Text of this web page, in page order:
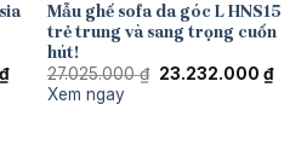
₫Giá
hiện
Mẫu ghế sofa da góc L HNS15
trẻ trung và sang trọng cuốn
hút!
27.025.000₫ Giá
23.232.000 ₫Giá
hiện
Xem ngay